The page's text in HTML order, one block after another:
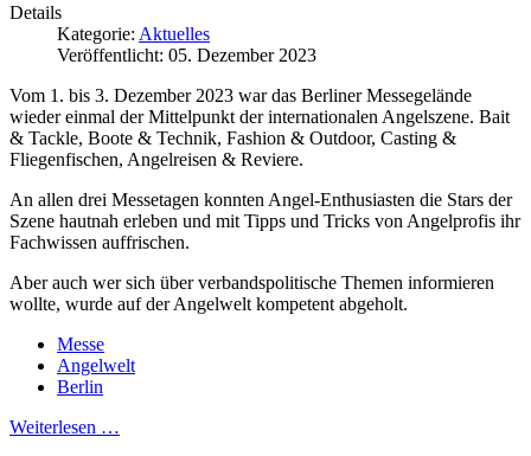
Details
Kategorie: Aktuelles
Veröffentlicht: 05. Dezember 2023
Vom 1. bis 3. Dezember 2023 war das Berliner Messegelände
wieder einmal der Mittelpunkt der internationalen Angelszene. Bait
& Tackle, Boote & Technik, Fashion & Outdoor, Casting &
Fliegenfischen, Angelreisen & Reviere.
An allen drei Messetagen konnten Angel-Enthusiasten die Stars der
Szene hautnah erleben und mit Tipps und Tricks von Angelprofis ihr
Fachwissen auffrischen.
Aber auch wer sich über verbandspolitische Themen informieren
wollte, wurde auf der Angelwelt kompetent abgeholt.
Messe
Angelwelt
Berlin
Weiterlesen …